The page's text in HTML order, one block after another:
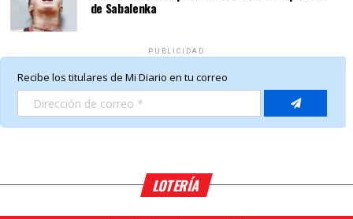
de Sabalenka
PUBLICIDAD
LOTERÍA